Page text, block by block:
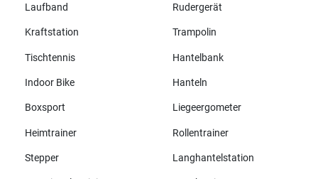
Laufband Rudergerät
Kraftstation Trampolin
Tischtennis Hantelbank
Indoor Bike Hanteln
Boxsport Liegeergometer
Heimtrainer Rollentrainer
Stepper Langhantelstation